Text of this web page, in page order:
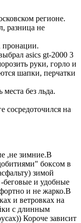
регионе.
разница не
пронации.
asics gt-2000 3
руки, горло и
шапки, перчатки
без льда.
сосредоточился на
,не зимние.В
боксом в
зимой
беговые и удобные
и не жарко.В
и ветровках на
с длинным
Короче зависит